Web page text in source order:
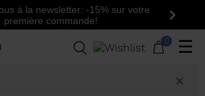
à la newsletter: -15% sur votre
première commande!
0 ☰